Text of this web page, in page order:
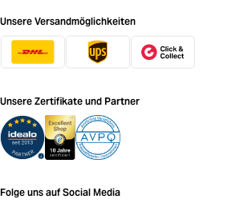
Unsere Versandmöglichkeiten
Unsere Zertifikate und Partner
Folge uns auf Social Media